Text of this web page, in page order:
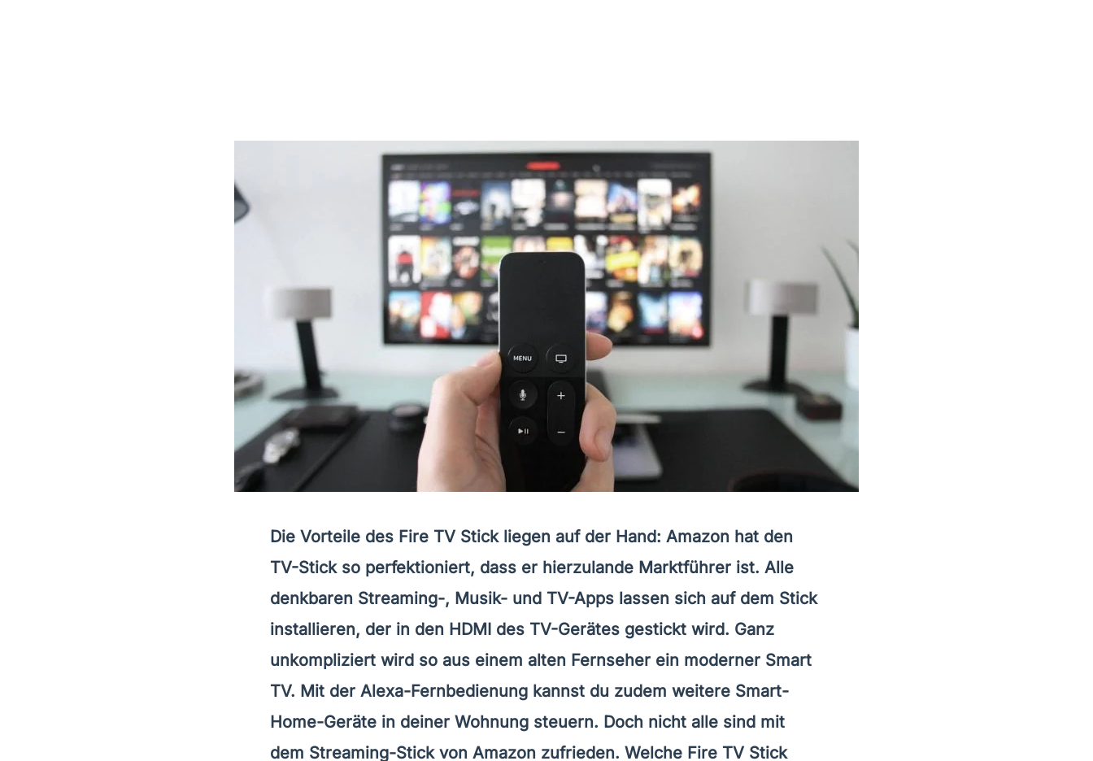
Die Vorteile des Fire TV Stick liegen auf der Hand: Amazon hat den
TV-Stick so perfektioniert, dass er hierzulande Marktführer ist. Alle
denkbaren Streaming-, Musik- und TV-Apps lassen sich auf dem Stick
installieren, der in den HDMI des TV-Gerätes gestickt wird. Ganz
unkompliziert wird so aus einem alten Fernseher ein moderner Smart
TV. Mit der Alexa-Fernbedienung kannst du zudem weitere Smart-
Home-Geräte in deiner Wohnung steuern. Doch nicht alle sind mit
dem Streaming-Stick von Amazon zufrieden. Welche Fire TV Stick